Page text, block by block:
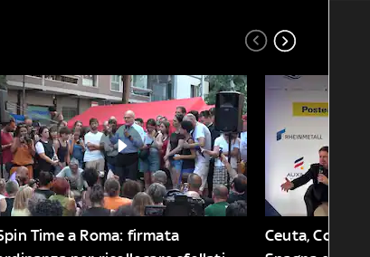
Time a Roma: firmata
Ceuta, Conte: